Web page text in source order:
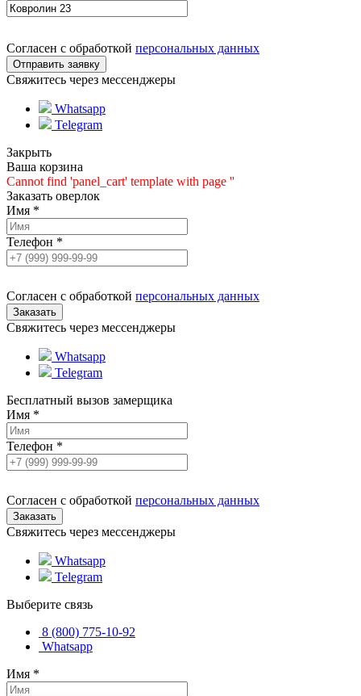
Согласен с обработкой персональных данных
Свяжитесь через мессенджеры
Whatsapp
Telegram
Закрыть
Ваша корзина
Cannot find 'panel_cart' template with page ''
Заказать оверлок
Имя *
Телефон *
Согласен с обработкой персональных данных
Свяжитесь через мессенджеры
Whatsapp
Telegram
Бесплатный вызов замерщика
Имя *
Телефон *
Согласен с обработкой персональных данных
Свяжитесь через мессенджеры
Whatsapp
Telegram
Выберите связь
8 (800) 775-10-92
Whatsapp
Имя *